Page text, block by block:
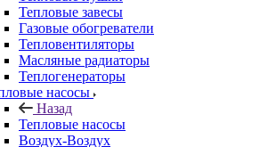
Тепловые завесы
Газовые обогреватели
Тепловентиляторы
Масляные радиаторы
Теплогенераторы
насосы
Назад
Тепловые насосы
Воздух-Воздух